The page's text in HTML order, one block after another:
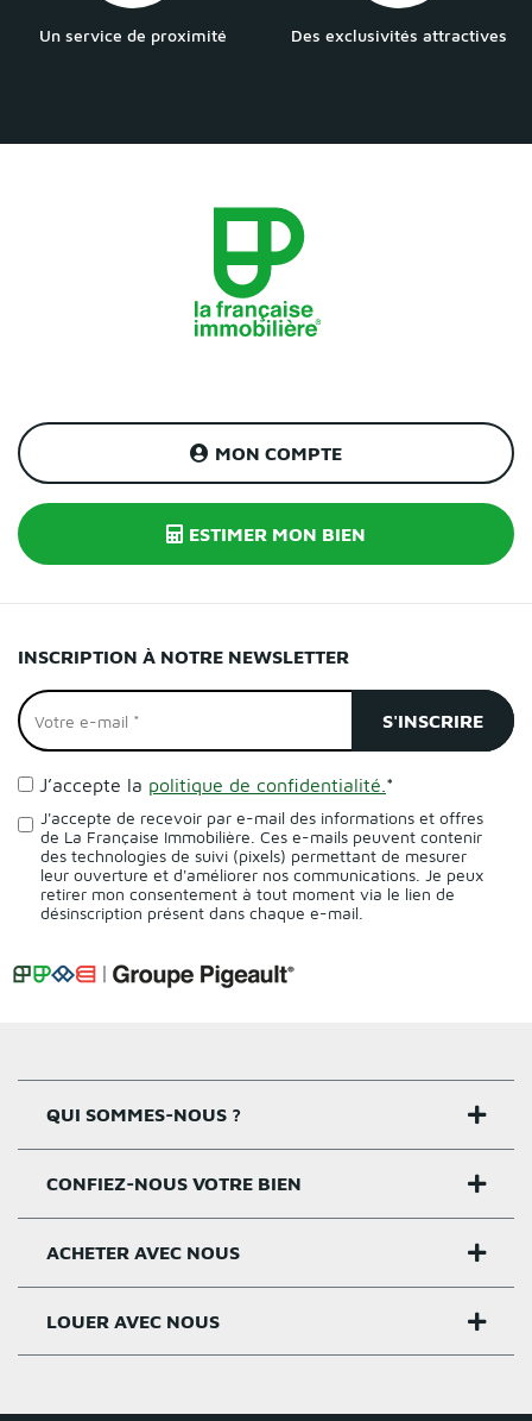
Un service de proximité Des exclusivités attractives
MON COMPTE
ESTIMER MON BIEN
INSCRIPTION À NOTRE NEWSLETTER
J’accepte la politique de confidentialité. *
J'accepte de recevoir par e-mail des informations et offres
de La Française Immobilière. Ces e-mails peuvent contenir
des technologies de suivi (pixels) permettant de mesurer
leur ouverture et d'améliorer nos communications. Je peux
retirer mon consentement à tout moment via le lien de
désinscription présent dans chaque e-mail.
QUI SOMMES-NOUS ?
Nos agences
Notre histoire
Nos valeurs
CONFIEZ-NOUS VOTRE BIEN
Estimer un bien
Critères estimation
ACHETER AVEC NOUS
Acheter sur Rennes
LOUER AVEC NOUS